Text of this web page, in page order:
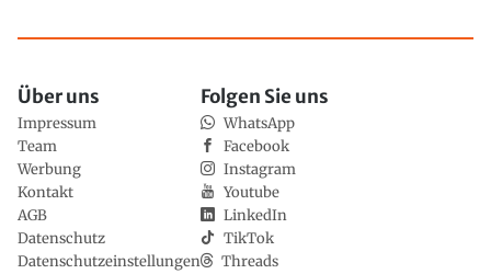
Über uns
Impressum
Team
Werbung
Kontakt
AGB
Datenschutz
Datenschutzeinstellungen
Folgen Sie uns
WhatsApp
Facebook
Instagram
Youtube
LinkedIn
TikTok
Threads